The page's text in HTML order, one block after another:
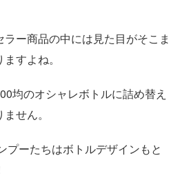
ー商品の中には見た目がそこま
すよね。
均のオシャレボトルに詰め替え
せん。
プーたちはボトルデザインもと